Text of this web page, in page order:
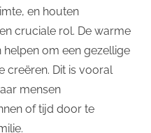
en houten
cruciale rol. De warme
om een gezellige
creëren. Dit is vooral
mensen
of tijd door te